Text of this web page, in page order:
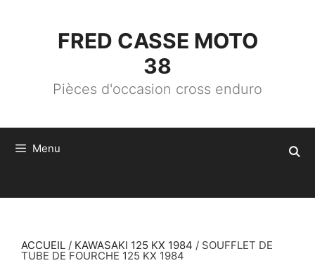
FRED CASSE MOTO
38
Pièces d'occasion cross enduro
Menu
ACCUEIL / KAWASAKI 125 KX 1984 / SOUFFLET DE
TUBE DE FOURCHE 125 KX 1984